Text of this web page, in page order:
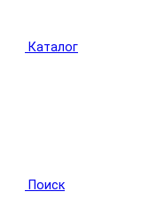
Каталог
Поиск